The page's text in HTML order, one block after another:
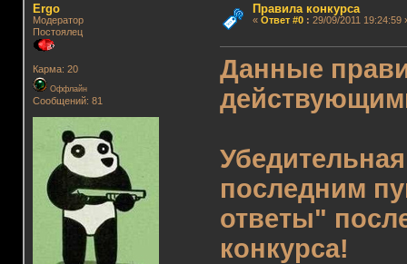
Ergo
Модератор
Постоялец
Карма: 20
Оффлайн
Сообщений: 81
Правила конкурса
« Ответ #0: 29/09/2011 19:24:59
Данные
последним
ответы"
конкурса!